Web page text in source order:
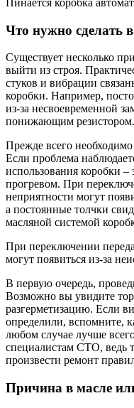
Что нужно сделать
Существует несколько
выйти из строя.
стуков и вибрации
коробки. Например,
из-за несвоевременной
понижающим резистором.
Прежде всего
Если проблема
использования коробки –
прогревом. При
неприятности могут
а постоянные толчки
масляной системой
При переключении
могут появиться из-за
В первую очередь,
Возможно вы увидите
разгерметизацию. Если
определили, вспомните,
любом случае лучше
специалистам СТО, ведь
произвести ремонт
Причина в масле